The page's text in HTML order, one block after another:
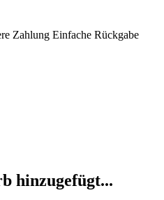
Zahlung Einfache Rückgabe
hinzugefügt...